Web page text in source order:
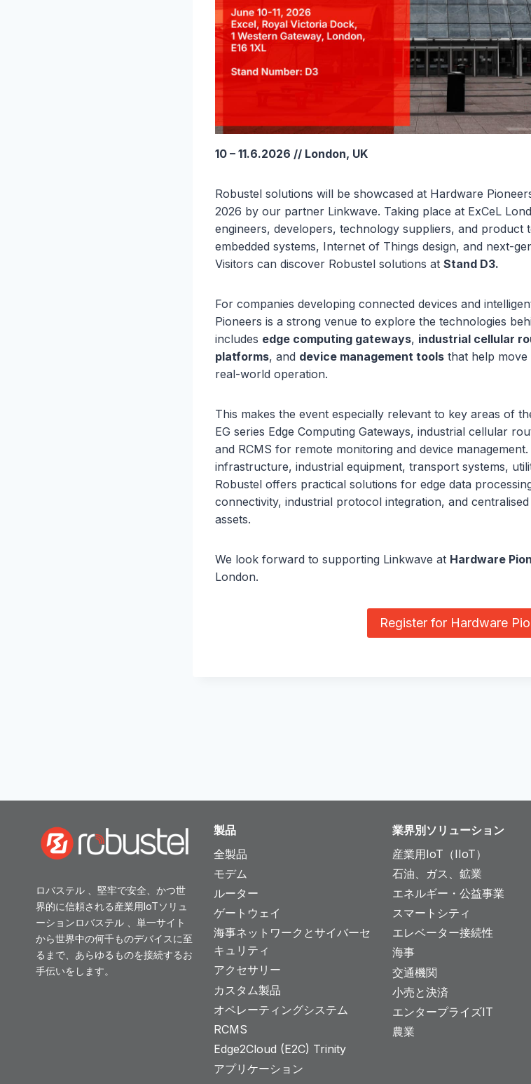
10 – 11.6.2026 // London, UK
Robustel solutions will be showcased at Hardware
2026 by our partner Linkwave. Taking place at ExCeL
engineers, developers, technology suppliers, and product
embedded systems, Internet of Things design, and next-
Visitors can discover Robustel solutions at Stand D3.
For companies developing connected devices and
Pioneers is a strong venue to explore the technologies
includes edge computing gateways, industrial cellular
platforms, and device management tools that help
real-world operation.
This makes the event especially relevant to key areas of
EG series Edge Computing Gateways, industrial cellular
and RCMS for remote monitoring and device
infrastructure, industrial equipment, transport systems,
Robustel offers practical solutions for edge data
connectivity, industrial protocol integration, and
assets.
We look forward to supporting Linkwave at Hardware
London.
Register for Hardware
ロバステル 、堅牢で安全、かつ世
界的に信頼される産業用IoTソリュ
ーションロバステル 、単一サイト
から世界中の何千ものデバイスに至
るまで、あらゆるものを接続するお
手伝いをします。
製品
全製品
モデム
ルーター
ゲートウェイ
海事ネットワークとサイバーセ
キュリティ
アクセサリー
カスタム製品
オペレーティングシステム
RCMS
Edge2Cloud (E2C) Trinity
アプリケーション
業界別ソリューション
産業用IoT（IIoT）
石油、ガス、鉱業
エネルギー・公益事業
スマートシティ
エレベーター接続性
海事
交通機関
小売と決済
エンタープライズIT
農業